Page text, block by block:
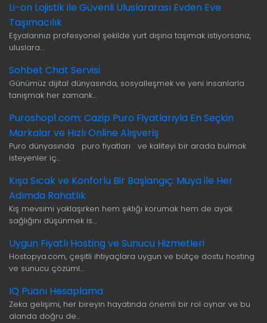
Li-on Lojistik ile Güvenli Uluslararası Evden Eve
Taşımacılık
Eşyalarınızı profesyonel şekilde yurt dışına taşımak istiyorsanız,
uluslara…
Sohbet Chat Servisi
Günümüz dijital dünyasında, sosyalleşmek ve yeni insanlarla
tanışmak her zamank…
Puroshop1.com: Cazip Puro Fiyatlarıyla En Seçkin
Markalar ve Hızlı Online Alışveriş
Puro dünyasında puro fiyatları ve kaliteyi bir arada bulmak
isteyenler iç…
Kışa Sıcak ve Konforlu Bir Başlangıç: Muya ile Her
Adımda Rahatlık
Kış mevsimi yaklaşırken hem şıklığı korumak hem de ayak
sağlığını düşünmek is…
Uygun Fiyatlı Hosting ve Sunucu Hizmetleri
Hostopya.com, çeşitli ihtiyaçlara uygun ve bütçe dostu hosting
ve sunucu çözüml…
IQ Puanı Hesaplama
Zeka gelişimi, her bireyin hayatında önemli bir rol oynar ve bu
alanda doğru de…